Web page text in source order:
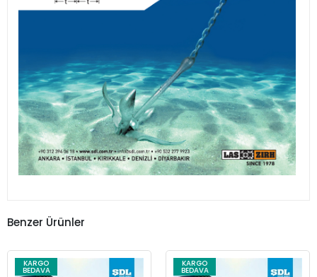
Benzer Ürünler
KARGO
BEDAVA
KARGO
BEDAVA